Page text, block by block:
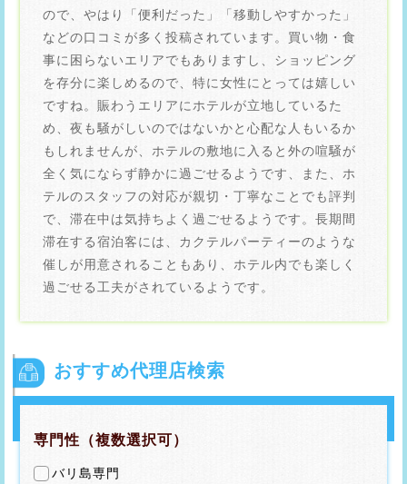
ので、やはり「便利だった」「移動しやすかった」
などの口コミが多く投稿されています。買い物・食
事に困らないエリアでもありますし、ショッピング
を存分に楽しめるので、特に女性にとっては嬉しい
ですね。賑わうエリアにホテルが立地しているた
め、夜も騒がしいのではないかと心配な人もいるか
もしれませんが、ホテルの敷地に入ると外の喧騒が
全く気にならず静かに過ごせるようです、また、ホ
テルのスタッフの対応が親切・丁寧なことでも評判
で、滞在中は気持ちよく過ごせるようです。長期間
滞在する宿泊客には、カクテルパーティーのような
催しが用意されることもあり、ホテル内でも楽しく
過ごせる工夫がされているようです。
おすすめ代理店検索
専門性（複数選択可）
バリ島専門